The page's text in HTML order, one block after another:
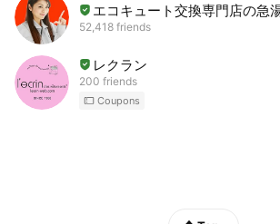
エコキュート交換専門店の急
52,418 friends
レクラン
200 friends
Coupons